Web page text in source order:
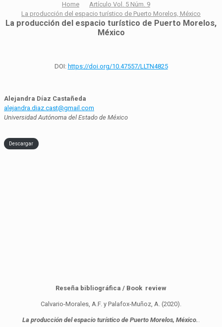
Home
Artículo Vol. 5 Núm. 9
La producción del espacio turístico de Puerto Morelos, México
La producción del espacio turístico de Puerto Morelos,
México
DOI: https://doi.org/10.47557/LLTN4825
Alejandra Díaz Castañeda
alejandra.diaz.cast@gmail.com
Universidad Autónoma del Estado de México
Descargar
Reseña bibliográfica / Book review
Calvario-Morales, A.F. y Palafox-Muñoz, A. (2020).
La producción del espacio turístico de Puerto Morelos, México.